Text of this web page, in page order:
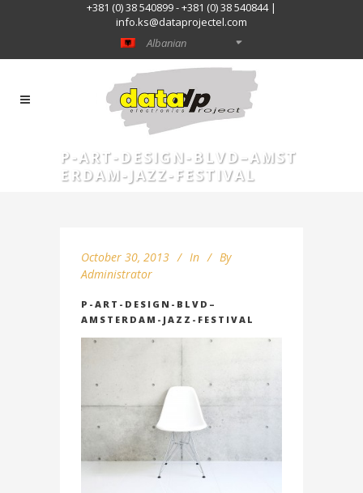
+381 (0) 38 540899 - +381 (0) 38 540844 |
info.ks@dataprojectel.com
Albanian
P-ART-DESIGN-BLVD–AMST
ERDAM-JAZZ-FESTIVAL
October 30, 2013 In
By
Administrator
P-ART-DESIGN-BLVD–
AMSTERDAM-JAZZ-FESTIVAL